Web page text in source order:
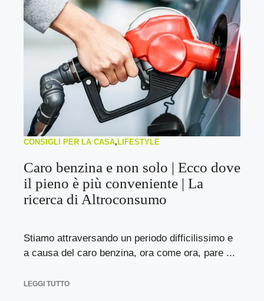
CONSIGLI PER LA CASA, LIFESTYLE
Caro benzina e non solo | Ecco dove
il pieno è più conveniente | La
ricerca di Altroconsumo
Stiamo attraversando un periodo difficilissimo e
a causa del caro benzina, ora come ora, pare ...
LEGGI TUTTO